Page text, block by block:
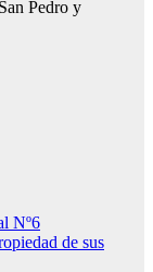
Pedro y
Nº6
de sus